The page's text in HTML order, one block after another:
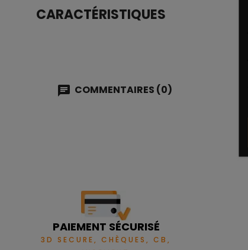
CARACTÉRISTIQUES
COMMENTAIRES (0)
PAIEMENT SÉCURISÉ
3D SECURE, CHÈQUES, CB,